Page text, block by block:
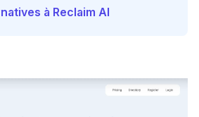
à Reclaim AI